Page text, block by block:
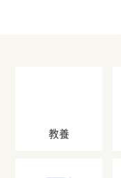
教養